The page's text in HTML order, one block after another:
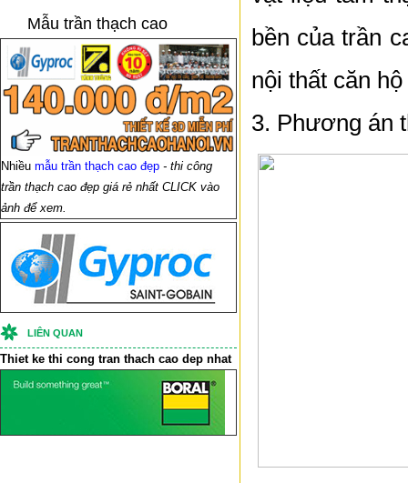
Mẫu trần thạch cao
Nhiều mẫu trần thạch cao đẹp - thi công
trần thạch cao đẹp giá rẻ nhất CLICK vào
ảnh để xem.
LIÊN QUAN
Thiet ke thi cong tran thach cao dep nhat
bền của trần
nội thất căn
3. Phương án